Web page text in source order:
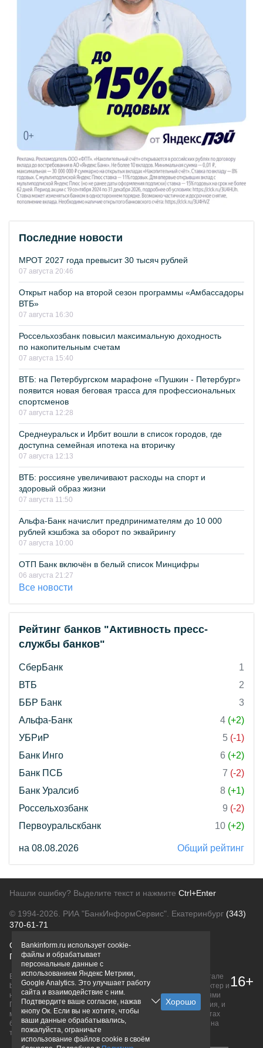
Последние новости
МРОТ 2027 года превысит 30 тысяч рублей
07 августа 20:46
Открыт набор на второй сезон программы «Амбассадоры
ВТБ»
07 августа 16:30
Россельхозбанк повысил максимальную доходность
по накопительным счетам
07 августа 15:40
ВТБ: на Петербургском марафоне «Пушкин - Петербург»
появится новая беговая трасса для профессиональных
спортсменов
07 августа 12:28
Среднеуральск и Ирбит вошли в список городов, где
доступна семейная ипотека на вторичку
07 августа 12:13
ВТБ: россияне увеличивают расходы на спорт и
здоровый образ жизни
07 августа 11:50
Альфа-Банк начислит предпринимателям до 10 000
рублей кэшбэка за оборот по эквайрингу
07 августа 10:00
ОТП Банк включён в белый список Минцифры
06 августа 21:27
Все новости
Рейтинг банков "Активность пресс-
службы банков"
СберБанк
1
ВТБ
2
ББР Банк
3
Альфа-Банк
4 (+2)
УБРиР
5 (-1)
Банк Инго
6 (+2)
Банк ПСБ
7 (-2)
Банк Уралсиб
8 (+1)
Россельхозбанк
9 (-2)
Первоуральскбанк
10 (+2)
на 08.08.2026 Общий рейтинг
Нашли ошибку? Выделите текст и нажмите Ctrl+Enter
© 1994-2026. РИА "БанкИнформСервис". Екатеринбург (343)
370-61-71
О проектеПолитика конфиденциальности
Правовая информацияДля рекламодателей
Вся информация о продуктах банков, размещенная на портале
bankinform.ru, носит исключительно ознакомительный характер и
не является публичной офертой, определяемой положениями
ГК РФ. Информация не содержит точного и полного описания, и
может быть изменена. Конечные условия уточняйте на сайтах
банков или при личном обращении. Исключительное право на
товарные знаки принадлежит их правообладателям.
16+
Bankinform.ru использует cookie-
файлы и обрабатывает
персональные данные с
использованием Яндекс Метрики,
Google Analytics. Это улучшает работу
сайта и взаимодействие с ним.
Подтвердите ваше согласие, нажав
кнопу Ок. Если вы не хотите, чтобы
ваши данные обрабатывались,
пожалуйста, ограничьте
использование файлов cookie в своём